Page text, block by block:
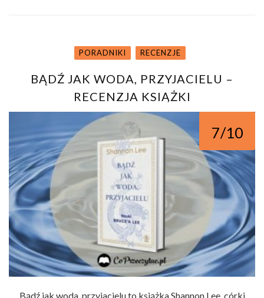
PORADNIKI RECENZJE
BĄDŹ JAK WODA, PRZYJACIELU –
RECENZJA KSIĄŻKI
7/10
Bądź jak woda, przyjacielu to książka Shannon Lee, córki